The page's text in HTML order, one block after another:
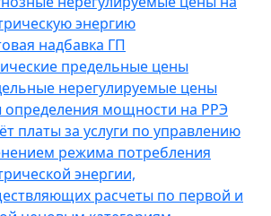
энергию
надбавка ГП
предельные цены
нерегулируемые цены
определения мощности на РРЭ
платы за услуги по управлению
режима потребления
энергии,
расчеты по первой и